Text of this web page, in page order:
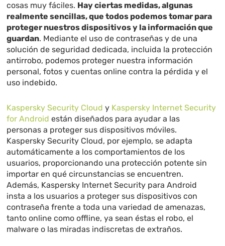
cosas muy fáciles. Hay ciertas medidas, algunas
realmente sencillas, que todos podemos tomar para
proteger nuestros dispositivos y la información que
guardan. Mediante el uso de contraseñas y de una
solución de seguridad dedicada, incluida la protección
antirrobo, podemos proteger nuestra información
personal, fotos y cuentas online contra la pérdida y el
uso indebido.
Kaspersky Security Cloud y Kaspersky Internet Security
for Android están diseñados para ayudar a las
personas a proteger sus dispositivos móviles.
Kaspersky Security Cloud, por ejemplo, se adapta
automáticamente a los comportamientos de los
usuarios, proporcionando una protección potente sin
importar en qué circunstancias se encuentren.
Además, Kaspersky Internet Security para Android
insta a los usuarios a proteger sus dispositivos con
contraseña frente a toda una variedad de amenazas,
tanto online como offline, ya sean éstas el robo, el
malware o las miradas indiscretas de extraños.